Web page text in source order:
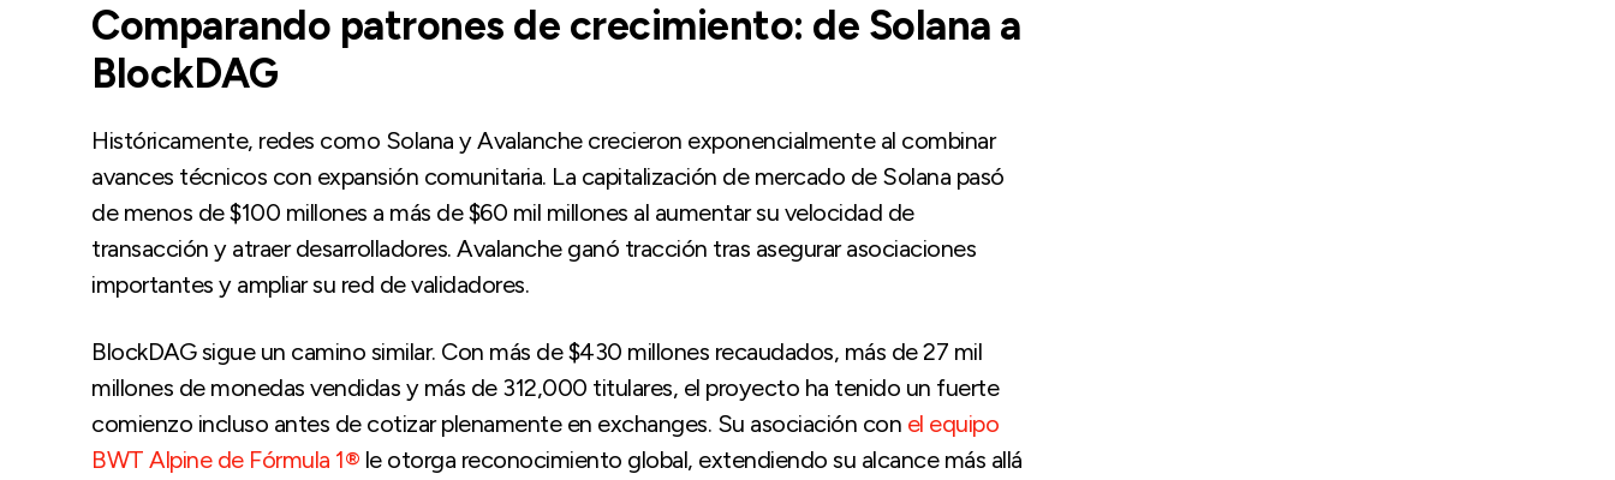
Comparando patrones de crecimiento: de Solana a
BlockDAG
Históricamente, redes como Solana y Avalanche crecieron exponencialmente al combinar
avances técnicos con expansión comunitaria. La capitalización de mercado de Solana pasó
de menos de $100 millones a más de $60 mil millones al aumentar su velocidad de
transacción y atraer desarrolladores. Avalanche ganó tracción tras asegurar asociaciones
importantes y ampliar su red de validadores.
BlockDAG sigue un camino similar. Con más de $430 millones recaudados, más de 27 mil
millones de monedas vendidas y más de 312,000 titulares, el proyecto ha tenido un fuerte
comienzo incluso antes de cotizar plenamente en exchanges. Su asociación con el equipo
BWT Alpine de Fórmula 1® le otorga reconocimiento global, extendiendo su alcance más allá